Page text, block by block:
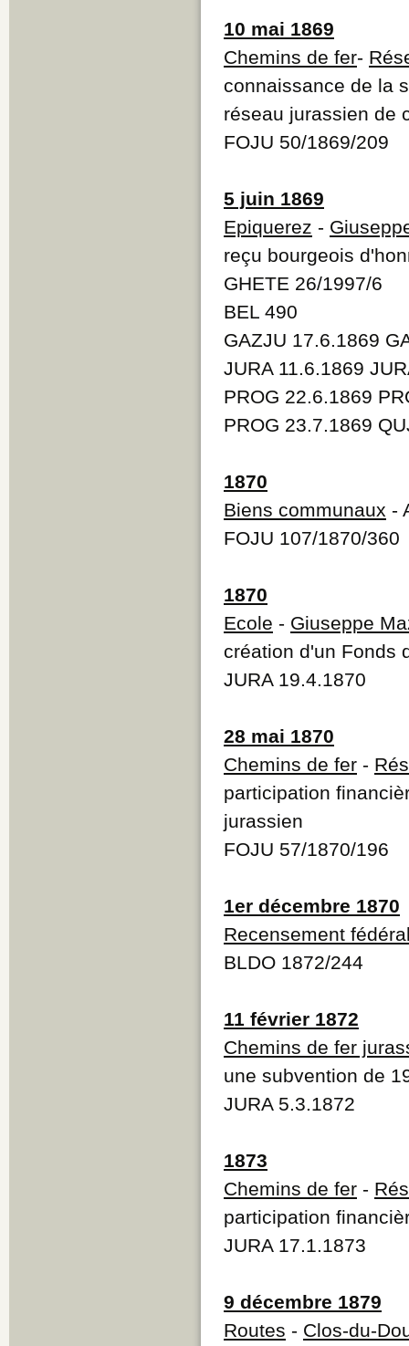
10 mai 1869
Chemins de fer-
connaissance de la
réseau jurassien de
FOJU 50/1869/209
5 juin 1869
Epiquerez -
reçu bourgeois
GHETE 26/1997/6
BEL 490
GAZJU 17.6.1869
JURA 11.6.1869
PROG 22.6.1869
PROG 23.7.1869
1870
Biens communaux -
FOJU 107/1870/360
1870
Ecole - Giuseppe
création d'un Fonds
JURA 19.4.1870
28 mai 1870
Chemins de fer -
participation
jurassien
FOJU 57/1870/196
1er décembre 1870
Recensement
BLDO 1872/244
11 février 1872
Chemins de fer
une subvention de
JURA 5.3.1872
1873
Chemins de fer -
participation
JURA 17.1.1873
9 décembre 1879
Routes - Clos-du-